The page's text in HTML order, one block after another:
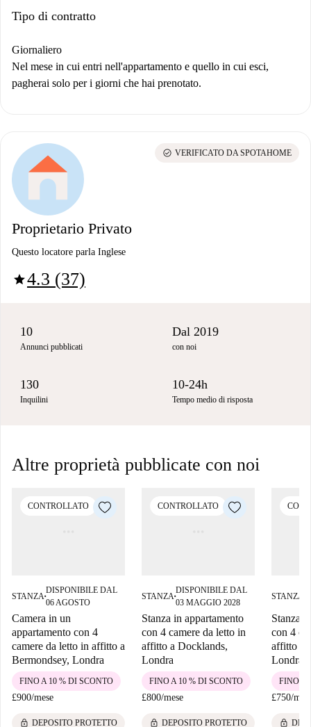
Tipo di contratto
Giornaliero
Nel mese in cui entri nell'appartamento e quello in cui esci,
pagherai solo per i giorni che hai prenotato.
Proprietario Privato
Questo locatore parla Inglese
star4.3 (37)
check_circle VERIFICATO DA SPOTAHOME
10
Annunci pubblicati
Dal 2019
con noi
130
Inquilini
10-24h
Tempo medio di risposta
Altre proprietà pubblicate con noi
CONTROLLATO
STANZA ■
DISPONIBILE DAL
06 AGOSTO
Camera in un
appartamento con 4
camere da letto in affitto a
Bermondsey, Londra
£900/mese
FINO A 10 % DI SCONTO
lock DEPOSITO PROTETTO
CONTROLLATO
STANZA ■
DISPONIBILE DAL
03 MAGGIO 2028
Stanza in appartamento
con 4 camere da letto in
affitto a Docklands,
Londra
£800/mese
FINO A 10 % DI SCONTO
lock DEPOSITO PROTETTO
STANZA
Stanza
con 4
affitto a
Londra
£750/
FINO A
lock